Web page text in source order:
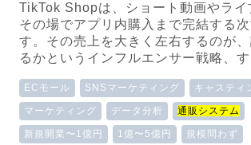
TikTok Shopは、ショート動画やライ
その場でアプリ内購入まで完結する
す。その売上を大きく左右するのが
るかというインフルエンサー戦略、
ECモール SNSマーケティング キャスティ
マーケティング データ分析 通販システム
新規開業〜1億円 1億〜5億円 規模問わず